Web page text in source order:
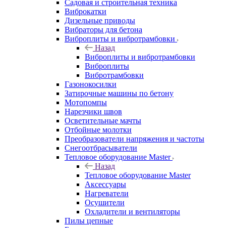
Садовая и строительная техника
Виброкатки
Дизельные приводы
Вибраторы для бетона
Виброплиты и вибротрамбовки
Назад
Виброплиты и вибротрамбовки
Виброплиты
Вибротрамбовки
Газонокосилки
Затирочные машины по бетону
Мотопомпы
Нарезчики швов
Осветительные мачты
Отбойные молотки
Преобразователи напряжения и частоты
Снегоотбрасыватели
Тепловое оборудование Master
Назад
Тепловое оборудование Master
Аксессуары
Нагреватели
Осушители
Охладители и вентиляторы
Пилы цепные